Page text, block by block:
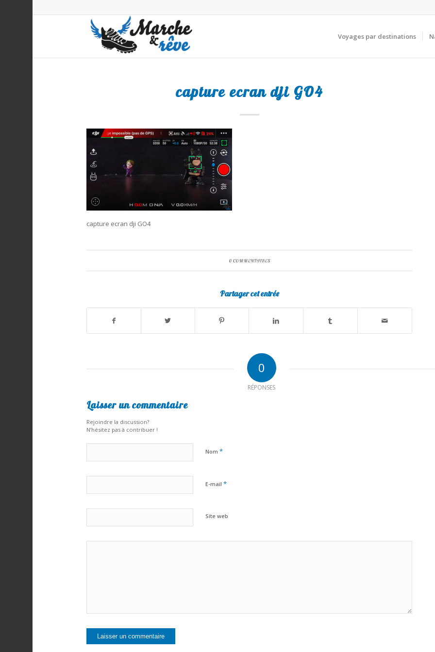
Voyages par destinations
capture ecran dji GO4
capture ecran dji GO4
0 COMMENTAIRES
Partager cet entrée
0
RÉPONSES
Laisser un commentaire
Rejoindre la discussion?
N’hésitez pas à contribuer !
Nom *
E-mail *
Site web